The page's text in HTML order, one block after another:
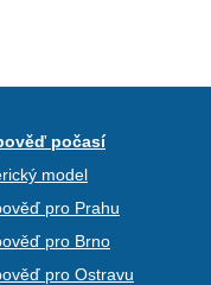
počasí
model
pro Prahu
pro Brno
pro Ostravu